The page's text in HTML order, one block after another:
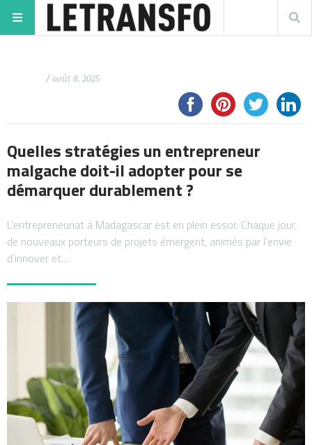
/ août 8, 2025
Quelles stratégies un entrepreneur
malgache doit-il adopter pour se
démarquer durablement ?
L’entrepreneuriat à Madagascar est en plein essor. Chaque jour,
de nouveaux porteurs de projets émergent, animés par l’envie
d’innover et…